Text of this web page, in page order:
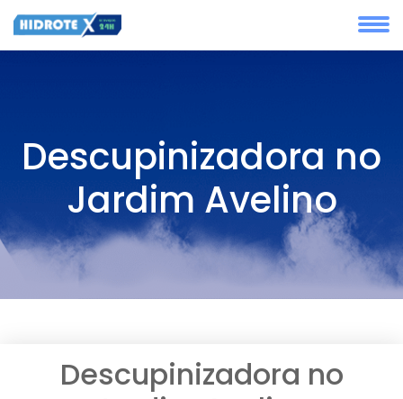
Descupinizadora no
Jardim Avelino
Descupinizadora no